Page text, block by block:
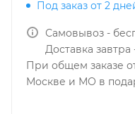
Под заказ от 2
Самовывоз -
Доставка завтра
При общем заказе
Москве и МО в